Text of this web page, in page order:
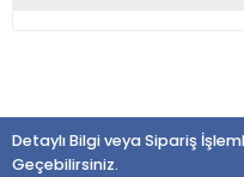
Detaylı Bilgi veya Sipariş
Geçebilirsiniz.